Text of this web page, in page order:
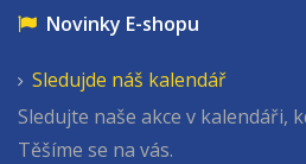
Novinky E-shopu
Sledujde náš kalendář
Sledujte naše akce v kalendáři,
Těšíme se na vás.